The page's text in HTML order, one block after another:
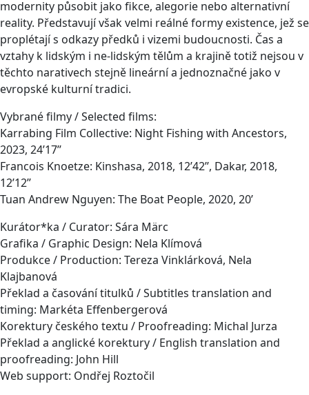
modernity působit jako fikce, alegorie nebo alternativní
reality. Představují však velmi reálné formy existence, jež se
proplétají s odkazy předků i vizemi budoucnosti. Čas a
vztahy k lidským i ne-lidským tělům a krajině totiž nejsou v
těchto narativech stejně lineární a jednoznačné jako v
evropské kulturní tradici.
Vybrané filmy / Selected films:
Karrabing Film Collective: Night Fishing with Ancestors,
2023, 24’17’’
Francois Knoetze: Kinshasa, 2018, 12’42’’, Dakar, 2018,
12’12’’
Tuan Andrew Nguyen: The Boat People, 2020, 20’
Kurátor*ka / Curator: Sára Märc
Grafika / Graphic Design: Nela Klímová
Produkce / Production: Tereza Vinklárková, Nela
Klajbanová
Překlad a časování titulků / Subtitles translation and
timing: Markéta Effenbergerová
Korektury českého textu / Proofreading: Michal Jurza
Překlad a anglické korektury / English translation and
proofreading: John Hill
Web support: Ondřej Roztočil